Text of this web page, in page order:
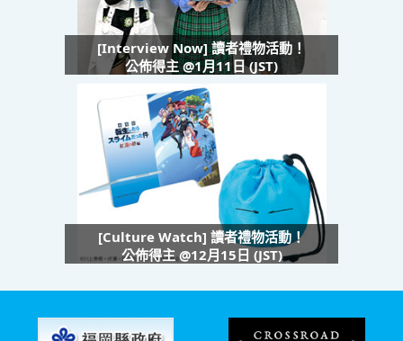
[Interview Now] 讀者禮物活動！
公佈得主 @1月11日 (JST)
[Culture Watch] 讀者禮物活動！
公佈得主 @12月15日 (JST)